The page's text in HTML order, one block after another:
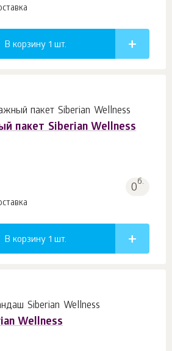
В корзину 1 шт.
пакет Siberian Wellness
0б.
В корзину 1 шт.
Wellness